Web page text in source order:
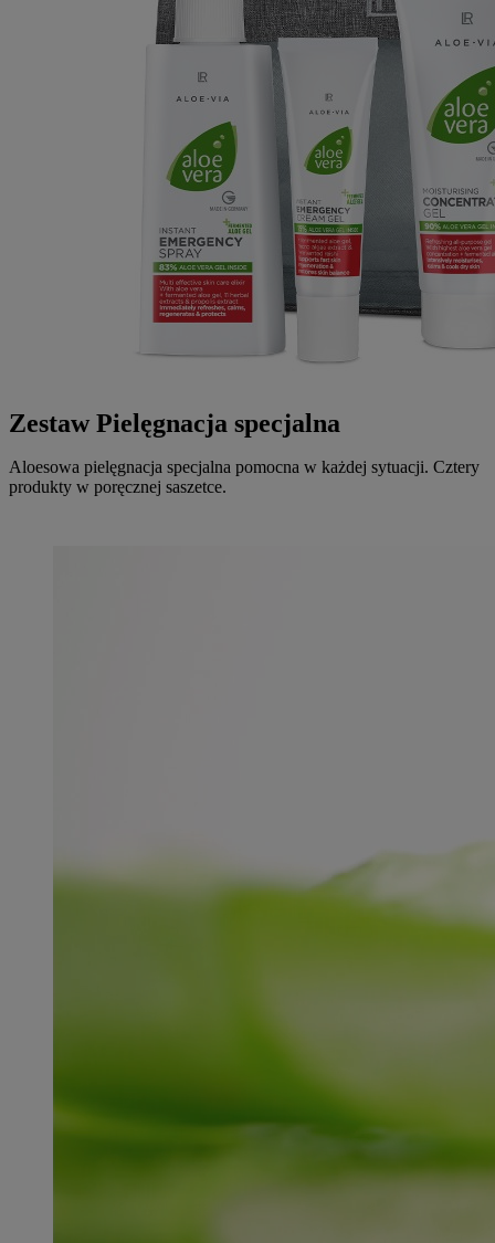
Zestaw Pielęgnacja specjalna
Aloesowa pielęgnacja specjalna pomocna w każdej sytuacji. Cztery
produkty w poręcznej saszetce.